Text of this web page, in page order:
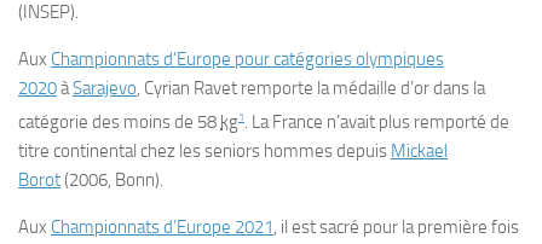
(INSEP).
Aux Championnats d’Europe pour catégories olympiques
2020àSarajevo, Cyrian Ravet remporte la médaille d’or dans la
catégorie des moins de 58 kg1. La France n’avait plus remporté de
titre continental chez les seniors hommes depuis Mickael
Borot(2006, Bonn).
Aux Championnats d’Europe 2021, il est sacré pour la première fois